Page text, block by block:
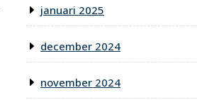
januari 2025
december 2024
november 2024